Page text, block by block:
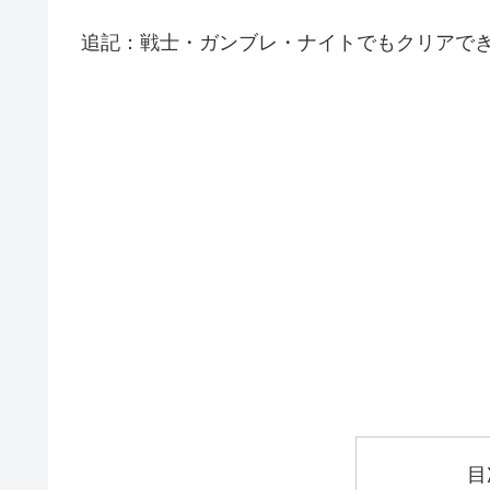
追記：戦士・ガンブレ・ナイトでもクリアで